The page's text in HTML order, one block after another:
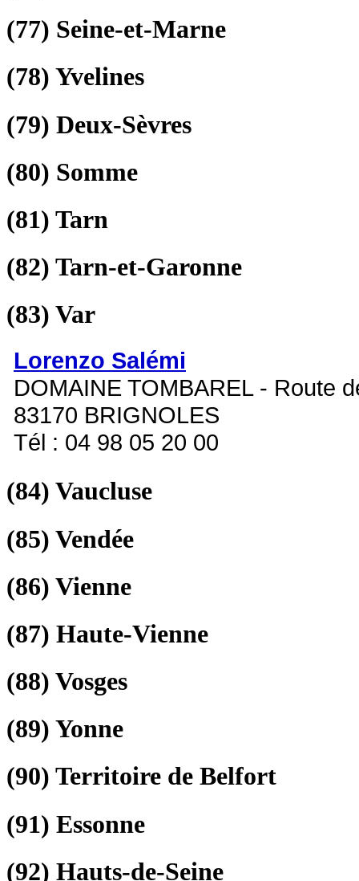
(77) Seine-et-Marne
(78) Yvelines
(79) Deux-Sèvres
(80) Somme
(81) Tarn
(82) Tarn-et-Garonne
(83) Var
Lorenzo Salémi
DOMAINE TOMBAREL - Route
83170 BRIGNOLES
Tél : 04 98 05 20 00
(84) Vaucluse
(85) Vendée
(86) Vienne
(87) Haute-Vienne
(88) Vosges
(89) Yonne
(90) Territoire de Belfort
(91) Essonne
(92) Hauts-de-Seine